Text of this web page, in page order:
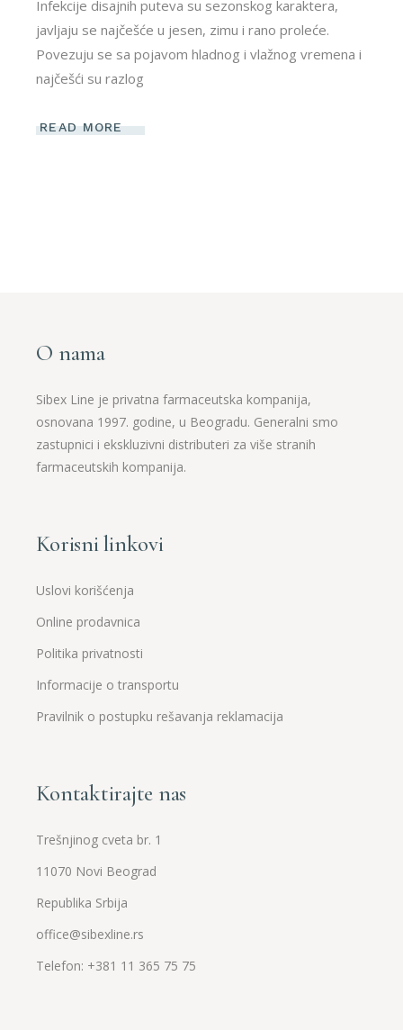
Infekcije disajnih puteva su sezonskog karaktera,
javljaju se najčešće u jesen, zimu i rano proleće.
Povezuju se sa pojavom hladnog i vlažnog vremena i
najčešći su razlog
READ MORE
O nama
Sibex Line je privatna farmaceutska kompanija,
osnovana 1997. godine, u Beogradu. Generalni smo
zastupnici i ekskluzivni distributeri za više stranih
farmaceutskih kompanija.
Korisni linkovi
Uslovi korišćenja
Online prodavnica
Politika privatnosti
Informacije o transportu
Pravilnik o postupku rešavanja reklamacija
Kontaktirajte nas
Trešnjinog cveta br. 1
11070 Novi Beograd
Republika Srbija
office@sibexline.rs
Telefon: +381 11 365 75 75